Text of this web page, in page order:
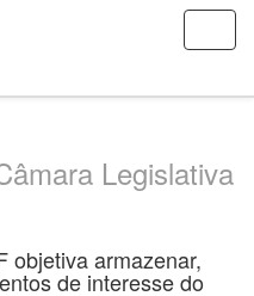
Legislativa
objetiva armazenar,
de interesse do